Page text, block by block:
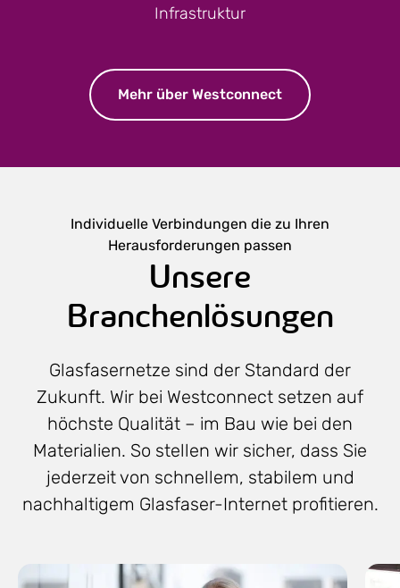
Infrastruktur
Mehr über Westconnect
Individuelle Verbindungen die zu Ihren
Herausforderungen passen
Unsere
Branchenlösungen
Glasfasernetze sind der Standard der
Zukunft. Wir bei Westconnect setzen auf
höchste Qualität – im Bau wie bei den
Materialien. So stellen wir sicher, dass Sie
jederzeit von schnellem, stabilem und
nachhaltigem Glasfaser-Internet profitieren.